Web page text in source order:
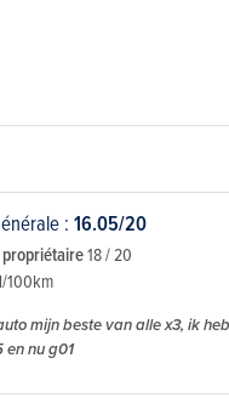
: 16.05/20
18 / 20
100km
mijn beste van alle x3, ik
nu g01